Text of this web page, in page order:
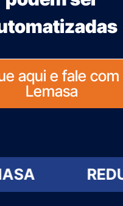
aqui e fale com
Lemasa
REDUZA